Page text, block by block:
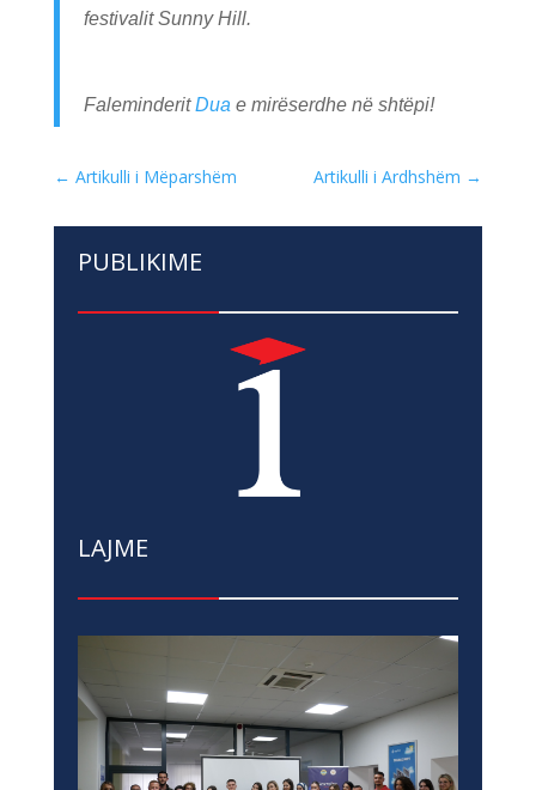
festivalit Sunny Hill.
FaleminderitDua e mirëserdhe në shtëpi!
← Artikulli i Mëparshëm Artikulli i Ardhshëm →
PUBLIKIME
LAJME